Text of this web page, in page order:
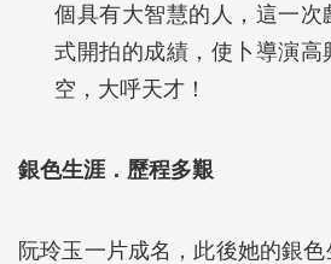
個具有大智慧的人，這一次
式開拍的成績，使卜導演高
空，大呼天才！
銀色生涯．歷程多艱
阮玲玉一片成名，此後她的銀色